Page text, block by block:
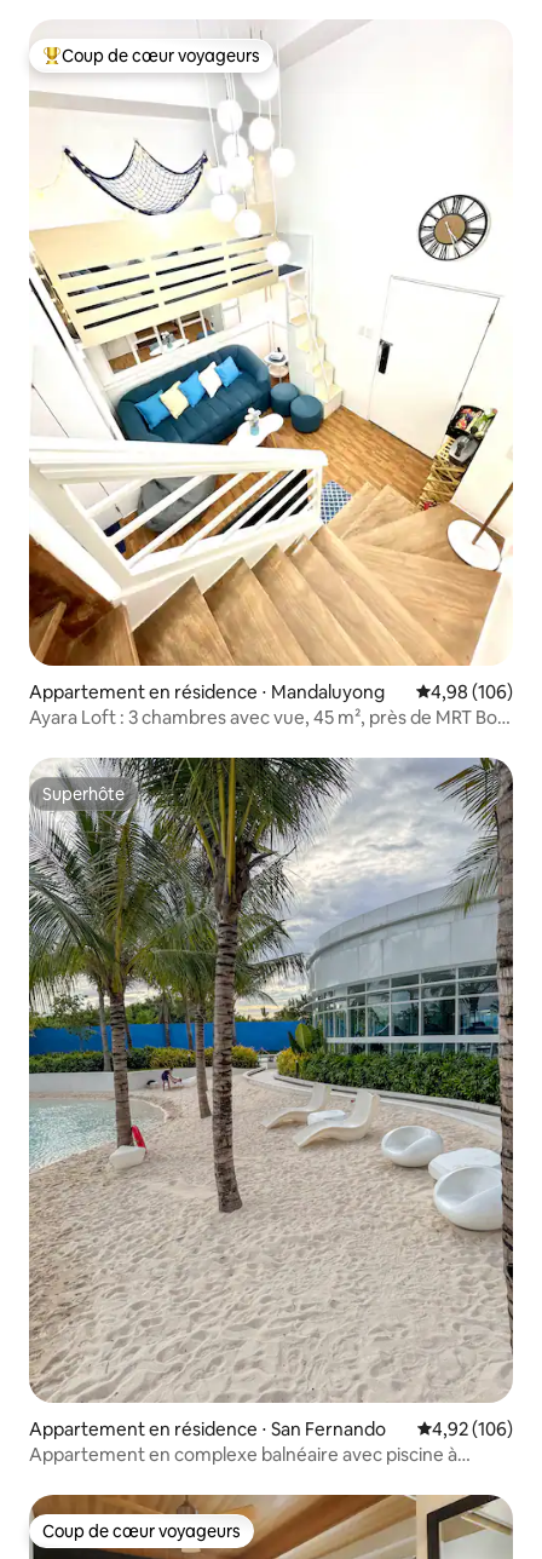
Coups de cœur voyageurs les plus appréciés
Coup de cœur voyageurs
Appartement en résidence ⋅ Mandaluyong Évaluation
4,98 (106)
Ayara Loft : 3 chambres avec vue, 45 m², près de MRT Boni
Superhôte
Superhôte
Appartement en résidence ⋅ San Fernando Évaluation
4,92 (106)
Appartement en complexe balnéaire avec piscine à
Coup de cœur voyageurs
Coup de cœur voyageurs